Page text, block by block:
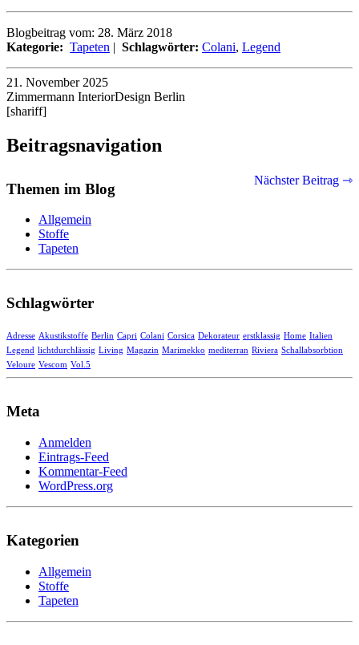
Blogbeitrag vom: 28. März 2018
Kategorie: Tapeten | Schlagwörter: Colani, Legend
21. November 2025
Zimmermann InteriorDesign Berlin
[shariff]
Beitragsnavigation
Nächster Beitrag ⇾
Themen im Blog
Allgemein
Stoffe
Tapeten
Schlagwörter
Adresse Akustikstoffe Berlin Capri Colani Corsica Dekorateur erstklassig Home Italien
Legend lichtdurchlässig Living Magazin Marimekko mediterran Riviera Schallabsorbtion
Veloure Vescom Vol.5
Meta
Anmelden
Eintrags-Feed
Kommentar-Feed
WordPress.org
Kategorien
Allgemein
Stoffe
Tapeten